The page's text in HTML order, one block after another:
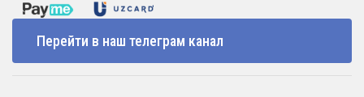
Перейти в наш телеграм канал